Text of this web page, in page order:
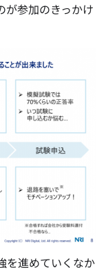
が参加のきっかけ
を進めていくなか